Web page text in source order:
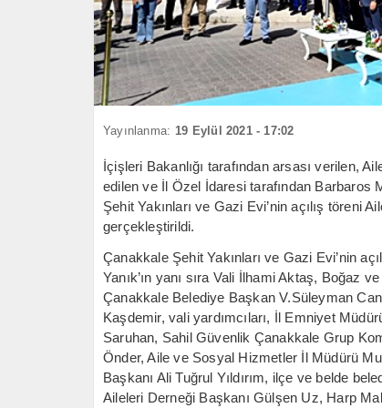
Yayınlanma: 19 Eylül 2021 - 17:02
İçişleri Bakanlığı tarafından arsası verilen,
edilen ve İl Özel İdaresi tarafından Barbaros
Şehit Yakınları ve Gazi Evi’nin açılış töreni
gerçekleştirildi.
Çanakkale Şehit Yakınları ve Gazi Evi’nin
Yanık’ın yanı sıra Vali İlhami Aktaş, Boğaz
Çanakkale Belediye Başkan V.Süleyman
Kaşdemir, vali yardımcıları, İl Emniyet
Saruhan, Sahil Güvenlik Çanakkale Grup
Önder, Aile ve Sosyal Hizmetler İl Müdürü
Başkanı Ali Tuğrul Yıldırım, ilçe ve belde
Aileleri Derneği Başkanı Gülşen Uz, Harp